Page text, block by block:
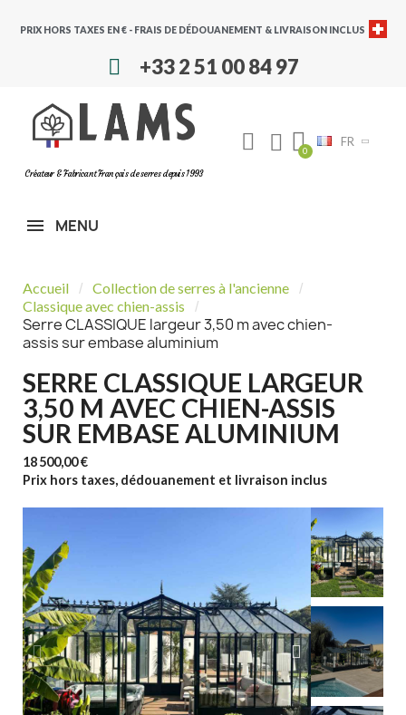
PRIX HORS TAXES EN € - FRAIS DE DÉDOUANEMENT & LIVRAISON INCLUS
+33 2 51 00 84 97
Créateur & Fabricant Français de serres depuis 1993
FR
MENU
Accueil
Collection de serres à l'ancienne
Classique avec chien-assis
Serre CLASSIQUE largeur 3,50 m avec chien-
assis sur embase aluminium
SERRE CLASSIQUE LARGEUR
3,50 M AVEC CHIEN-ASSIS
SUR EMBASE ALUMINIUM
18 500,00 €
Prix hors taxes, dédouanement et livraison inclus